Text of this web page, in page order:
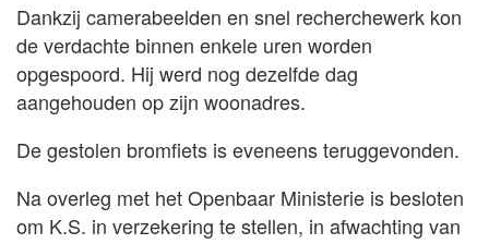
Dankzij camerabeelden en snel recherchewerk kon
de verdachte binnen enkele uren worden
opgespoord. Hij werd nog dezelfde dag
aangehouden op zijn woonadres.
De gestolen bromfiets is eveneens teruggevonden.
Na overleg met het Openbaar Ministerie is besloten
om K.S. in verzekering te stellen, in afwachting van